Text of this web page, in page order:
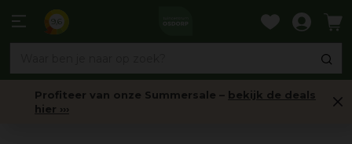
naar
Profiteer van onze Summersale – bekijk de deals
hier ›››